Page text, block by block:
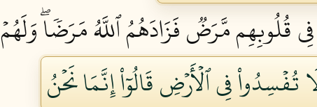
فِي قُلُوبِهِم مَّرَضٞ فَزَادَهُمُ ٱللَّهُ مَرَضٗاۖ وَلَهُمۡ
تُفۡسِدُواْ فِي ٱلۡأَرۡضِ قَالُوٓاْ إِنَّمَا نَحۡنُ